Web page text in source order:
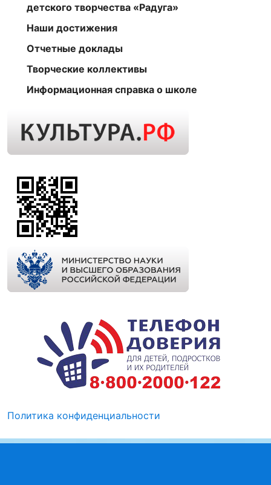
детского творчества «Радуга»
Наши достижения
Отчетные доклады
Творческие коллективы
Информационная справка о школе
Политика конфиденциальности